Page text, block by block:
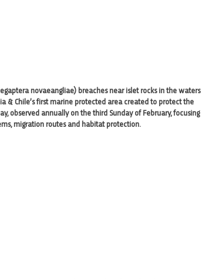
novaeangliae) breaches near islet rocks in the waters
& Chile’s first marine protected area created to protect the
observed annually on the third Sunday of February, focusing
migration routes and habitat protection.